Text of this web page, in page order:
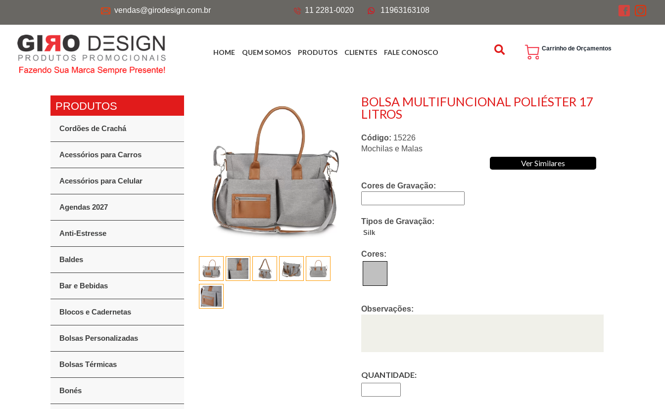
vendas@girodesign.com.br 11 2281-0020 11963163108
HOME QUEM SOMOS PRODUTOS CLIENTES FALE CONOSCO Carrinho de Orçamentos
Cordões de Crachá
Acessórios para Carros
Acessórios para Celular
Agendas 2027
Anti-Estresse
Baldes
Bar e Bebidas
Blocos e Cadernetas
Bolsas Personalizadas
Bolsas Térmicas
Bonés
BOLSA MULTIFUNCIONAL POLIÉSTER 17
LITROS
Código: 15226
Mochilas e Malas
Ver Similares
Cores de Gravação:
Tipos de Gravação:
Silk
Cores:
Observações:
QUANTIDADE: